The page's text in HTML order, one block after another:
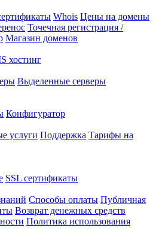
Whois Цены на домены
Точечная регистрация /
Магазин доменов
хостинг
Выделенные серверы
Конфигуратор
услуги Поддержка Тарифы на
SSL сертификаты
Способы оплаты Публичная
Возврат денежных средств
Политика использования